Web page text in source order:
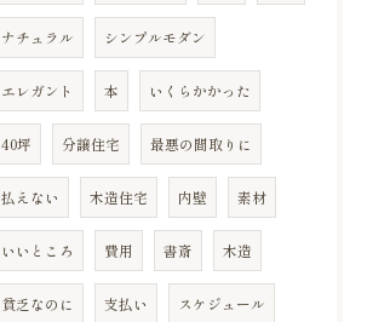
ナチュラル シンプルモダン
エレガント 本 いくらかかった
40坪 分譲住宅 最悪の間取りに
払えない 木造住宅 内壁 素材
いいところ 費用 書斎 木造
貧乏なのに 支払い スケジュール